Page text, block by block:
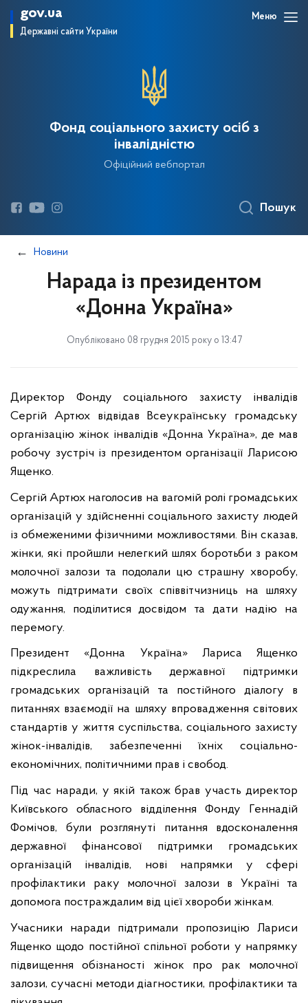
gov.ua
Державні сайти України
Меню
Фонд соціального захисту осіб з
інвалідністю
Офіційний вебпортал
Пошук
Новини
Нарада із президентом
«Донна Україна»
Опубліковано 08 грудня 2015 року о 13:47
Директор Фонду соціального захисту інвалідів
Сергій Артюх відвідав Всеукраїнську громадську
організацію жінок інвалідів «Донна Україна», де мав
робочу зустріч із президентом організації Ларисою
Ященко.
Сергій Артюх наголосив на вагомій ролі громадських
організацій у здійсненні соціального захисту людей
із обмеженими фізичними можливостями. Він сказав,
жінки, які пройшли нелегкий шлях боротьби з раком
молочної залози та подолали цю страшну хворобу,
можуть підтримати своїх співвітчизниць на шляху
одужання, поділитися досвідом та дати надію на
перемогу.
Президент «Донна Україна» Лариса Ященко
підкреслила важливість державної підтримки
громадських організацій та постійного діалогу в
питаннях взаємодії на шляху впровадження світових
стандартів у життя суспільства, соціального захисту
жінок-інвалідів, забезпеченні їхніх соціально-
економічних, політичними прав і свобод.
Під час наради, у якій також брав участь директор
Київського обласного відділення Фонду Геннадій
Фомічов, були розглянуті питання вдосконалення
державної фінансової підтримки громадських
організацій інвалідів, нові напрямки у сфері
профілактики раку молочної залози в Україні та
допомога постраждалим від цієї хвороби жінкам.
Учасники наради підтримали пропозицію Лариси
Ященко щодо постійної спільної роботи у напрямку
підвищення обізнаності жінок про рак молочної
залози, сучасні методи діагностики, профілактики та